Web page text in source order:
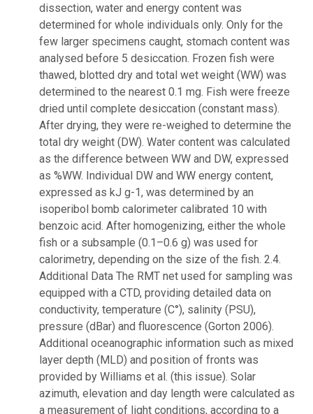
dissection, water and energy content was
determined for whole individuals only. Only for the
few larger specimens caught, stomach content was
analysed before 5 desiccation. Frozen fish were
thawed, blotted dry and total wet weight (WW) was
determined to the nearest 0.1 mg. Fish were freeze
dried until complete desiccation (constant mass).
After drying, they were re-weighed to determine the
total dry weight (DW). Water content was calculated
as the difference between WW and DW, expressed
as %WW. Individual DW and WW energy content,
expressed as kJ g-1, was determined by an
isoperibol bomb calorimeter calibrated 10 with
benzoic acid. After homogenizing, either the whole
fish or a subsample (0.1–0.6 g) was used for
calorimetry, depending on the size of the fish. 2.4.
Additional Data The RMT net used for sampling was
equipped with a CTD, providing detailed data on
conductivity, temperature (C°), salinity (PSU),
pressure (dBar) and fluorescence (Gorton 2006).
Additional oceanographic information such as mixed
layer depth (MLD) and position of fronts was
provided by Williams et al. (this issue). Solar
azimuth, elevation and day length were calculated as
a measurement of light conditions, according to a